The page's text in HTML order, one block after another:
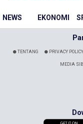
NEWS EKONOMI
TENTANG PRIVACY POLICY
MEDIA